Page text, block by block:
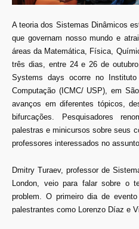
A teoria dos Sistemas Dinâmicos
que governam nosso mundo e
áreas da Matemática, Física,
três dias, entre 24 e 26 de
Systems days ocorre no
Computação (ICMC/ USP), em
avanços em diferentes tópicos,
bifurcações. Pesquisadores
palestras e minicursos sobre seus
professores interessados no
Dmitry Turaev, professor de
London, veio para falar sobre o
problem. O primeiro dia de
palestrantes como Lorenzo Díaz e